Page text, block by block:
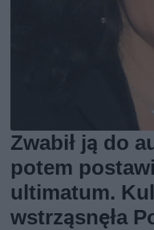
Zwabił ją do
potem
ultimatum.
wstrząsnęła